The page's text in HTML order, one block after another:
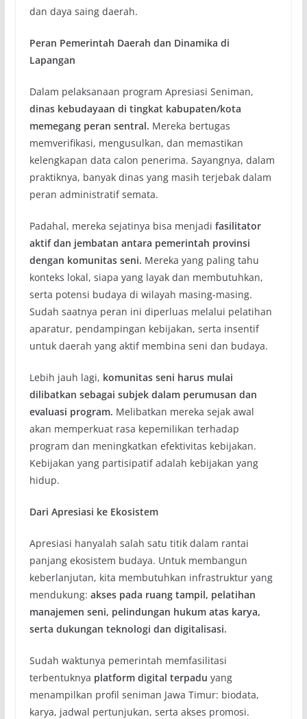
dan daya saing daerah.
Peran Pemerintah Daerah dan Dinamika di
Lapangan
Dalam pelaksanaan program Apresiasi Seniman,
dinas kebudayaan di tingkat kabupaten/kota
memegang peran sentral. Mereka bertugas
memverifikasi, mengusulkan, dan memastikan
kelengkapan data calon penerima. Sayangnya, dalam
praktiknya, banyak dinas yang masih terjebak dalam
peran administratif semata.
Padahal, mereka sejatinya bisa menjadi fasilitator
aktif dan jembatan antara pemerintah provinsi
dengan komunitas seni. Mereka yang paling tahu
konteks lokal, siapa yang layak dan membutuhkan,
serta potensi budaya di wilayah masing-masing.
Sudah saatnya peran ini diperluas melalui pelatihan
aparatur, pendampingan kebijakan, serta insentif
untuk daerah yang aktif membina seni dan budaya.
Lebih jauh lagi, komunitas seni harus mulai
dilibatkan sebagai subjek dalam perumusan dan
evaluasi program. Melibatkan mereka sejak awal
akan memperkuat rasa kepemilikan terhadap
program dan meningkatkan efektivitas kebijakan.
Kebijakan yang partisipatif adalah kebijakan yang
hidup.
Dari Apresiasi ke Ekosistem
Apresiasi hanyalah salah satu titik dalam rantai
panjang ekosistem budaya. Untuk membangun
keberlanjutan, kita membutuhkan infrastruktur yang
mendukung: akses pada ruang tampil, pelatihan
manajemen seni, pelindungan hukum atas karya,
serta dukungan teknologi dan digitalisasi.
Sudah waktunya pemerintah memfasilitasi
terbentuknya platform digital terpadu yang
menampilkan profil seniman Jawa Timur: biodata,
karya, jadwal pertunjukan, serta akses promosi.